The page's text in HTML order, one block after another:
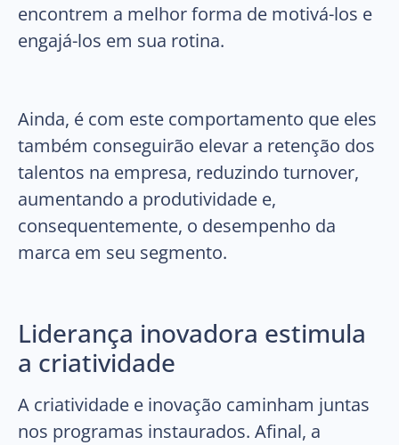
encontrem a melhor forma de motivá-los e
engajá-los em sua rotina.
Ainda, é com este comportamento que eles
também conseguirão elevar a retenção dos
talentos na empresa, reduzindo turnover,
aumentando a produtividade e,
consequentemente, o desempenho da
marca em seu segmento.
Liderança inovadora estimula
a criatividade
A criatividade e inovação caminham juntas
nos programas instaurados. Afinal, a